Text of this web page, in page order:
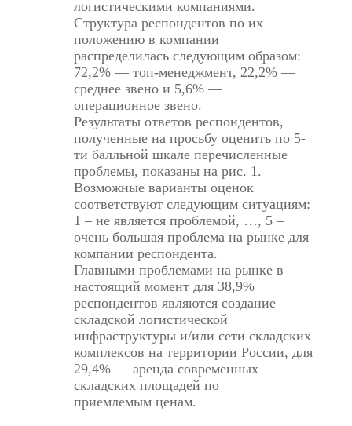
логистическими компаниями.
Структура респондентов по их
положению в компании
распределилась следующим образом:
72,2% — топ-менеджмент, 22,2% —
среднее звено и 5,6% —
операционное звено.
Результаты ответов респондентов,
полученные на просьбу оценить по 5-
ти балльной шкале перечисленные
проблемы, показаны на рис. 1.
Возможные варианты оценок
соответствуют следующим ситуациям:
1 – не является проблемой, …, 5 –
очень большая проблема на рынке для
компании респондента.
Главными проблемами на рынке в
настоящий момент для 38,9%
респондентов являются создание
складской логистической
инфраструктуры и/или сети складских
комплексов на территории России, для
29,4% — аренда современных
складских площадей по
приемлемым ценам.